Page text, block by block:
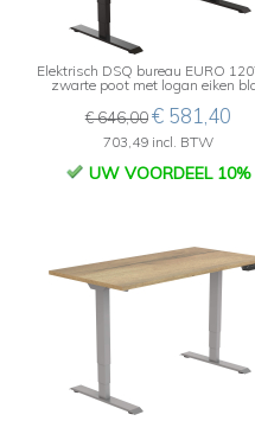
Elektrisch DSQ bureau EURO
zwarte poot met logan eiken
€ 646,00€ 581,40
703,49 incl. BTW
UW VOORDEEL 10%